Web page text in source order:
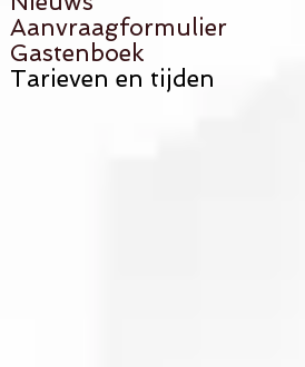
Aanvraagformulier
Gastenboek
Tarieven en tijden